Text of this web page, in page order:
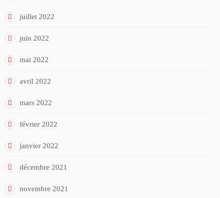
juillet 2022
juin 2022
mai 2022
avril 2022
mars 2022
février 2022
janvier 2022
décembre 2021
novembre 2021